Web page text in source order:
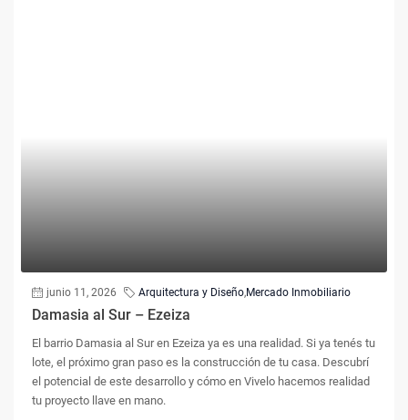
junio 11, 2026 Arquitectura y Diseño,Mercado Inmobiliario
Damasia al Sur – Ezeiza
El barrio Damasia al Sur en Ezeiza ya es una realidad. Si ya tenés tu
lote, el próximo gran paso es la construcción de tu casa. Descubrí
el potencial de este desarrollo y cómo en Vivelo hacemos realidad
tu proyecto llave en mano.